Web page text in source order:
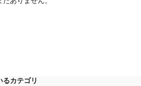
カテゴリ